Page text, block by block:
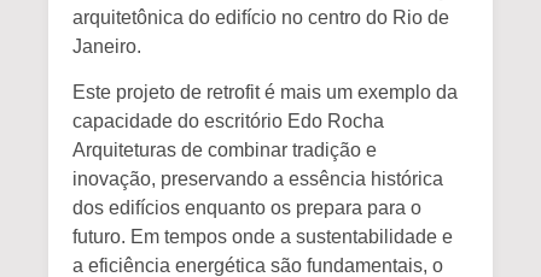
arquitetônica do edifício no centro do Rio de
Janeiro.
Este projeto de retrofit é mais um exemplo da
capacidade do escritório Edo Rocha
Arquiteturas de combinar tradição e
inovação, preservando a essência histórica
dos edifícios enquanto os prepara para o
futuro. Em tempos onde a sustentabilidade e
a eficiência energética são fundamentais, o